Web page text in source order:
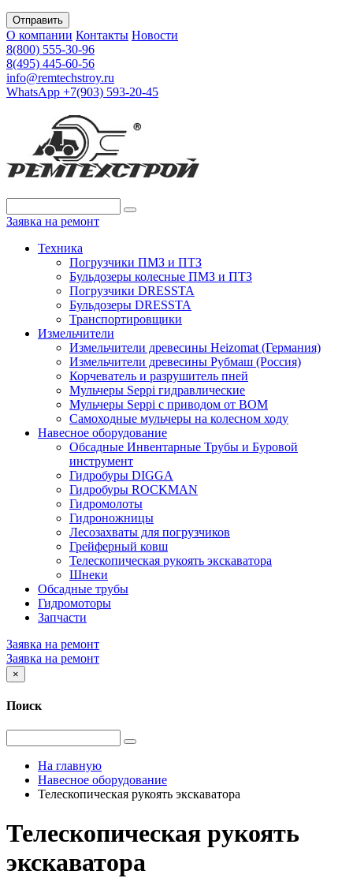
Отправить
О компании Контакты Новости
8(800) 555-30-96
8(495) 445-60-56
info@remtechstroy.ru
WhatsApp +7(903) 593-20-45
Заявка на ремонт
Техника
Погрузчики ПМЗ и ПТЗ
Бульдозеры колесные ПМЗ и ПТЗ
Погрузчики DRESSTA
Бульдозеры DRESSTA
Транспортировщики
Измельчители
Измельчители древесины Heizomat (Германия)
Измельчители древесины Рубмаш (Россия)
Корчеватель и разрушитель пней
Мульчеры Seppi гидравлические
Мульчеры Seppi с приводом от ВОМ
Самоходные мульчеры на колесном ходу
Навесное оборудование
Обсадные Инвентарные Трубы и Буровой
инструмент
Гидробуры DIGGA
Гидробуры ROCKMAN
Гидромолоты
Гидроножницы
Лесозахваты для погрузчиков
Грейферный ковш
Телескопическая рукоять экскаватора
Шнеки
Обсадные трубы
Гидромоторы
Запчасти
Заявка на ремонт
Заявка на ремонт
×
Поиск
На главную
Навесное оборудование
Телескопическая рукоять экскаватора
Телескопическая рукоять
экскаватора